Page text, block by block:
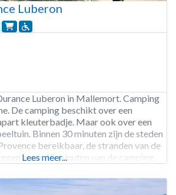
Luberon
Luberon in Mallemort. Camping
De camping beschikt over een
kleuterbadje. Maar ook over een
Binnen 30 minuten zijn de steden
bereikbaar, de stranden van de
maar 45 minuten van de camping.
Lees meer...